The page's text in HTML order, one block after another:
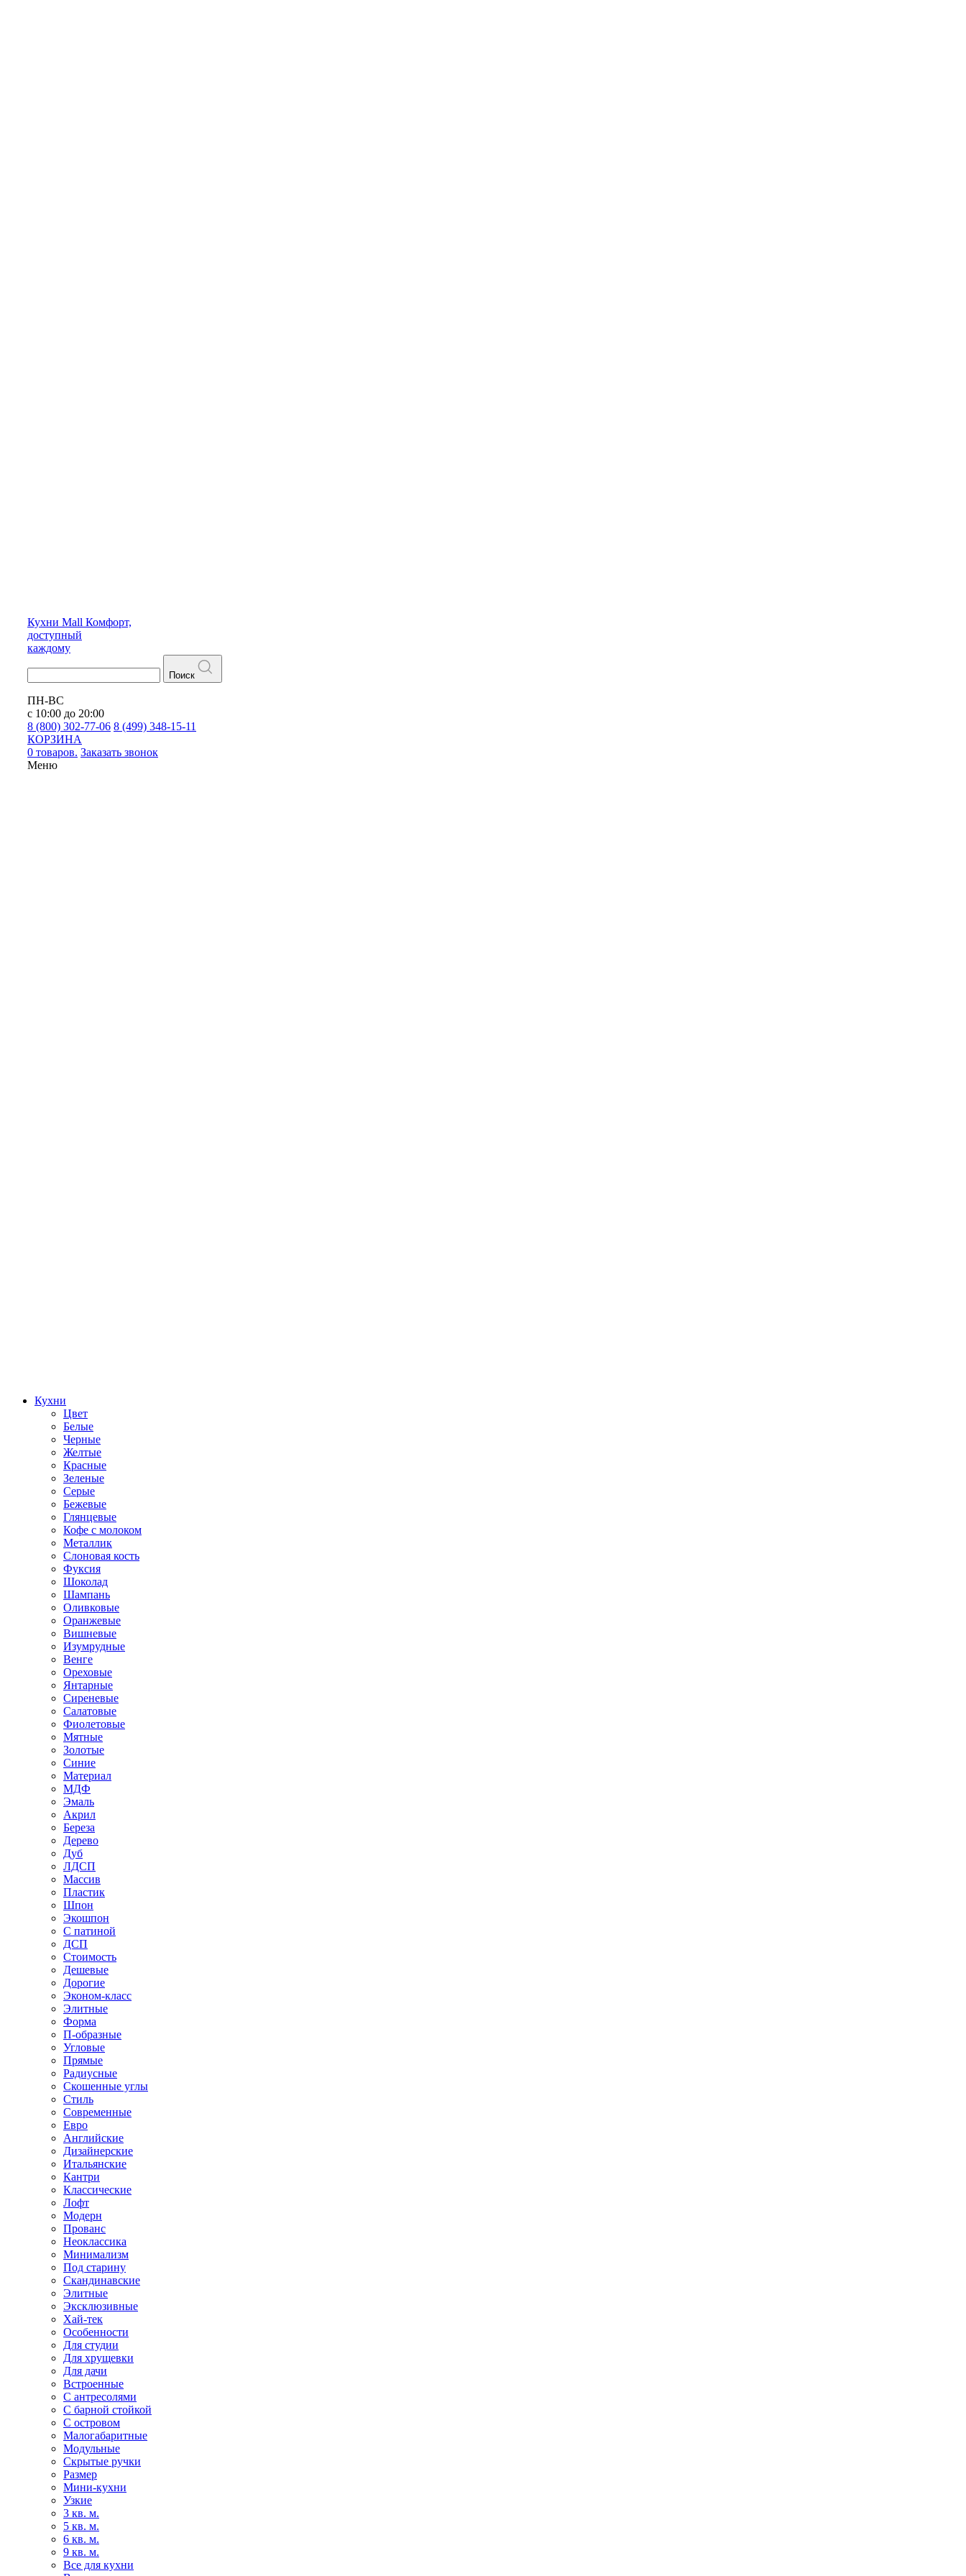
Кухни Mall Комфорт,
доступный
каждому
Поиск
ПН-ВС
с 10:00 до 20:00
8 (800) 302-77-06 8 (499) 348-15-11
КОРЗИНА
0 товаров. Заказать звонок
Меню
Кухни
Цвет
Белые
Черные
Желтые
Красные
Зеленые
Серые
Бежевые
Глянцевые
Кофе с молоком
Металлик
Слоновая кость
Фуксия
Шоколад
Шампань
Оливковые
Оранжевые
Вишневые
Изумрудные
Венге
Ореховые
Янтарные
Сиреневые
Салатовые
Фиолетовые
Мятные
Золотые
Синие
Материал
МДФ
Эмаль
Акрил
Береза
Дерево
Дуб
ЛДСП
Массив
Пластик
Шпон
Экошпон
С патиной
ДСП
Стоимость
Дешевые
Дорогие
Эконом-класс
Элитные
Форма
П-образные
Угловые
Прямые
Радиусные
Скошенные углы
Стиль
Современные
Евро
Английские
Дизайнерские
Итальянские
Кантри
Классические
Лофт
Модерн
Прованс
Неоклассика
Минимализм
Под старину
Скандинавские
Элитные
Эксклюзивные
Хай-тек
Особенности
Для студии
Для хрущевки
Для дачи
Встроенные
С антресолями
С барной стойкой
С островом
Малогабаритные
Модульные
Скрытые ручки
Размер
Мини-кухни
Узкие
3 кв. м.
5 кв. м.
6 кв. м.
9 кв. м.
Все для кухни